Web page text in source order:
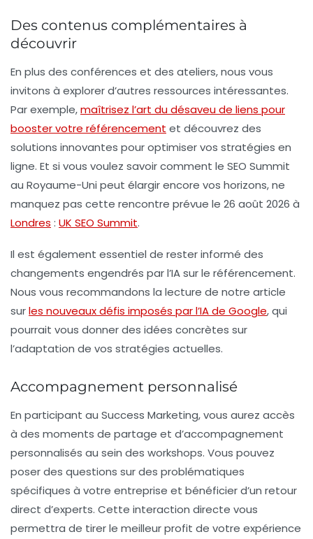
Des contenus complémentaires à
découvrir
En plus des conférences et des ateliers, nous vous
invitons à explorer d’autres ressources intéressantes.
Par exemple,maîtrisez l’art du désaveu de liens pour
booster votre référencement et découvrez des
solutions innovantes pour optimiser vos stratégies en
ligne. Et si vous voulez savoir comment le SEO Summit
au Royaume-Uni peut élargir encore vos horizons, ne
manquez pas cette rencontre prévue le 26 août 2026 à
Londres : UK SEO Summit.
Il est également essentiel de rester informé des
changements engendrés par l’IA sur le référencement.
Nous vous recommandons la lecture de notre article
surles nouveaux défis imposés par l’IA de Google, qui
pourrait vous donner des idées concrètes sur
l’adaptation de vos stratégies actuelles.
Accompagnement personnalisé
En participant au Success Marketing, vous aurez accès
à des moments de partage et d’accompagnement
personnalisés au sein des workshops. Vous pouvez
poser des questions sur des problématiques
spécifiques à votre entreprise et bénéficier d’un retour
direct d’experts. Cette interaction directe vous
permettra de tirer le meilleur profit de votre expérience